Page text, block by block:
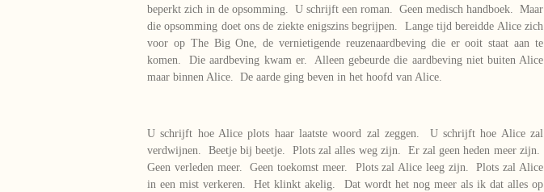
beperkt zich in de opsomming. U schrijft een roman. Geen medisch handboek. Maar
die opsomming doet ons de ziekte enigszins begrijpen. Lange tijd bereidde Alice zich
voor op The Big One, de vernietigende reuzenaardbeving die er ooit staat aan te
komen. Die aardbeving kwam er. Alleen gebeurde die aardbeving niet buiten Alice
maar binnen Alice. De aarde ging beven in het hoofd van Alice.
U schrijft hoe Alice plots haar laatste woord zal zeggen. U schrijft hoe Alice zal
verdwijnen. Beetje bij beetje. Plots zal alles weg zijn. Er zal geen heden meer zijn.
Geen verleden meer. Geen toekomst meer. Plots zal Alice leeg zijn. Plots zal Alice
in een mist verkeren. Het klinkt akelig. Dat wordt het nog meer als ik dat alles op